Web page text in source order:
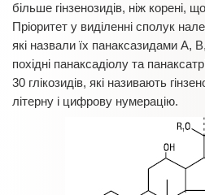
більше гінзенозидів, ніж корені,
Пріоритет у виділенні сполук
які назвали їх панаксазидами А,
похідні панаксадіолу та
30 глікозидів, які називають
літерну і цифрову нумерацію.